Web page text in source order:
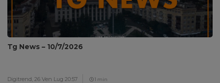
Tg News – 10/7/2026
Digitrend, 26 Ven Lug 20:57 1 min